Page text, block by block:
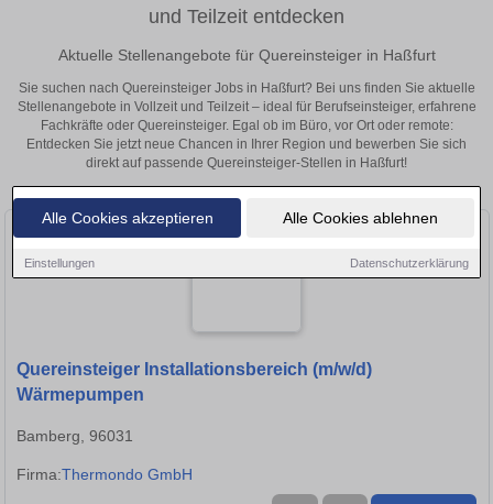
Alle Cookies akzeptieren Alle Cookies ablehnen
Einstellungen Datenschutzerklärung
und Teilzeit entdecken
Aktuelle Stellenangebote für Quereinsteiger in Haßfurt
Sie suchen nach Quereinsteiger Jobs in Haßfurt? Bei uns finden Sie aktuelle
Stellenangebote in Vollzeit und Teilzeit – ideal für Berufseinsteiger, erfahrene
Fachkräfte oder Quereinsteiger. Egal ob im Büro, vor Ort oder remote:
Entdecken Sie jetzt neue Chancen in Ihrer Region und bewerben Sie sich
direkt auf passende Quereinsteiger-Stellen in Haßfurt!
Quereinsteiger Installationsbereich (m/w/d)
Wärmepumpen
Bamberg, 96031
Firma:Thermondo GmbH